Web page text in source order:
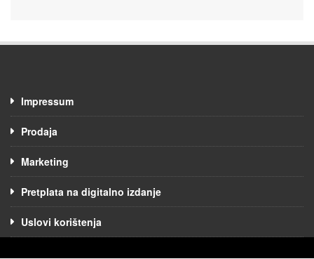
Impressum
Prodaja
Marketing
Pretplata na digitalno izdanje
Uslovi korištenja